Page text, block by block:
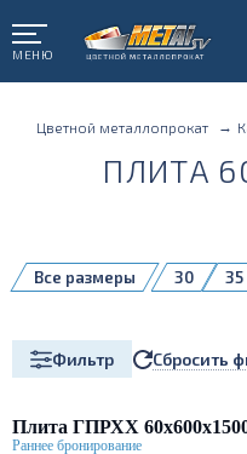
МЕНЮ
Цветной металлопрокат
ПЛИТА
30 35
Все размеры
Фильтр Сбросить
Плита ГПРХХ